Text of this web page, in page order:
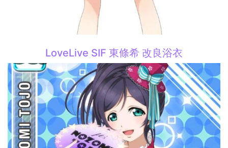
LoveLive SIF 東條希 改良浴衣